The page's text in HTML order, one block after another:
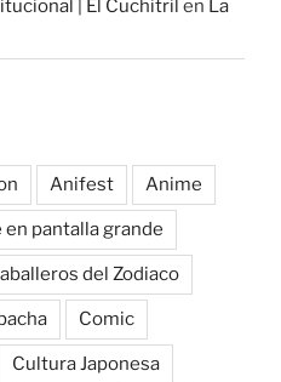
| El Cuchitril en La
Anifest Anime
en pantalla grande
del Zodiaco
Comic
Cultura Japonesa